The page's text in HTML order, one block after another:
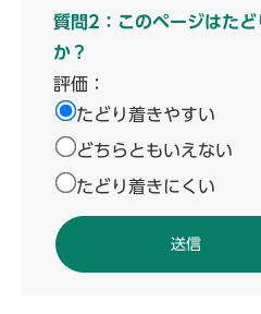
質問2：このページはた
か？
評価：
たどり着きやすい
どちらともいえない
たどり着きにくい